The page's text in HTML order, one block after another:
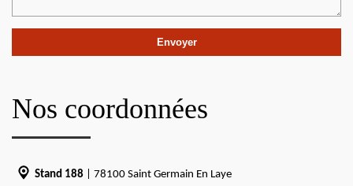
Nos coordonnées
Stand 188 | 78100 Saint Germain En Laye